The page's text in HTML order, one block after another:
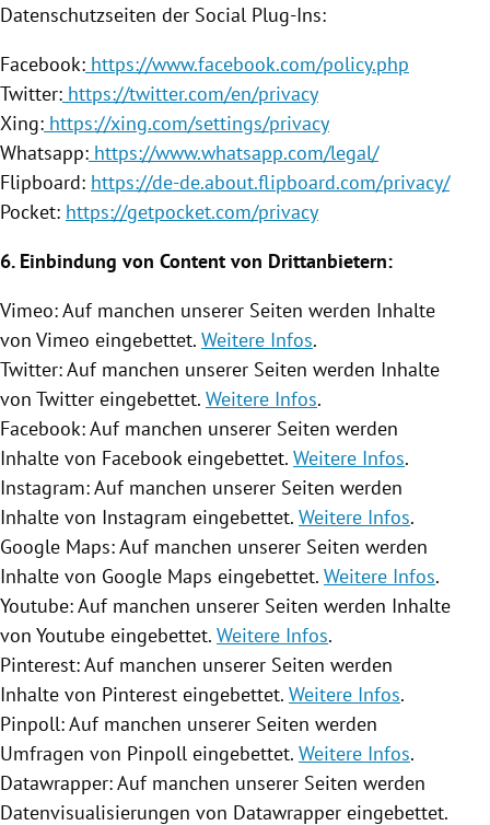
Datenschutzseiten der Social Plug-Ins:
Facebook: https://www.facebook.com/policy.php
Twitter: https://twitter.com/en/privacy
Xing: https://xing.com/settings/privacy
Whatsapp: https://www.whatsapp.com/legal/
Flipboard: https://de-de.about.flipboard.com/privacy/
Pocket: https://getpocket.com/privacy
6. Einbindung von Content von Drittanbietern:
Vimeo: Auf manchen unserer Seiten werden Inhalte
von Vimeo eingebettet. Weitere Infos.
Twitter: Auf manchen unserer Seiten werden Inhalte
von Twitter eingebettet. Weitere Infos.
Facebook: Auf manchen unserer Seiten werden
Inhalte von Facebook eingebettet. Weitere Infos.
Instagram: Auf manchen unserer Seiten werden
Inhalte von Instagram eingebettet. Weitere Infos.
Google Maps: Auf manchen unserer Seiten werden
Inhalte von Google Maps eingebettet. Weitere Infos.
Youtube: Auf manchen unserer Seiten werden Inhalte
von Youtube eingebettet. Weitere Infos.
Pinterest: Auf manchen unserer Seiten werden
Inhalte von Pinterest eingebettet. Weitere Infos.
Pinpoll: Auf manchen unserer Seiten werden
Umfragen von Pinpoll eingebettet. Weitere Infos.
Datawrapper: Auf manchen unserer Seiten werden
Datenvisualisierungen von Datawrapper eingebettet.